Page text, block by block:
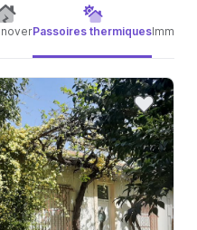
Passoires thermiques